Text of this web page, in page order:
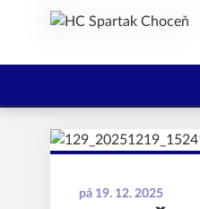
pá 19. 12. 2025